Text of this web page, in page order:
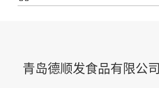
青岛德顺发食品有限公司